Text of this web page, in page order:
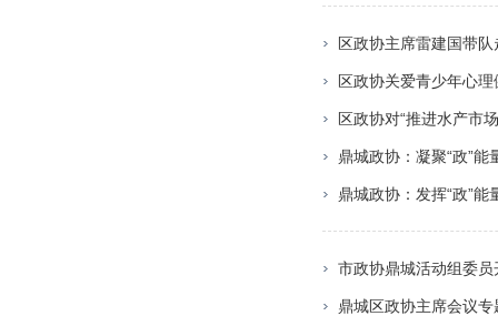
区政协主席雷建国带
区政协关爱青少年心
区政协对“推进水产市
鼎城政协：凝聚“政”能
鼎城政协：发挥“政”
市政协鼎城活动组委
鼎城区政协主席会议专